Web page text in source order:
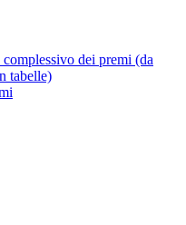
dei premi (da
tabelle)